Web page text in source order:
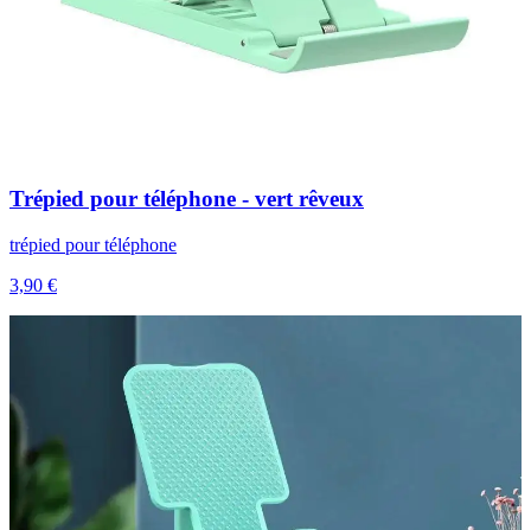
Trépied pour téléphone - vert rêveux
trépied pour téléphone
3,90 €